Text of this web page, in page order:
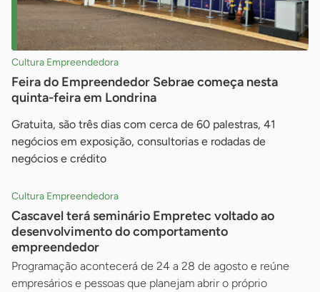
Cultura Empreendedora
Feira do Empreendedor Sebrae começa nesta
quinta-feira em Londrina
Gratuita, são três dias com cerca de 60 palestras, 41
negócios em exposição, consultorias e rodadas de
negócios e crédito
Cultura Empreendedora
Cascavel terá seminário Empretec voltado ao
desenvolvimento do comportamento
empreendedor
Programação acontecerá de 24 a 28 de agosto e reúne
empresários e pessoas que planejam abrir o próprio